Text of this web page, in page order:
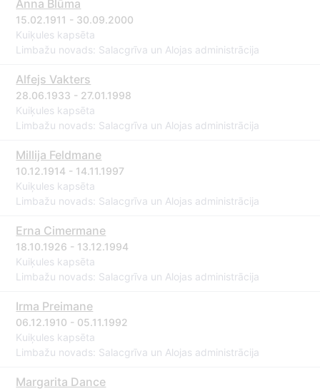
Anna Blūma
15.02.1911 - 30.09.2000
Kuiķules kapsēta
Limbažu novads: Salacgrīva un Alojas administrācija
Alfejs Vakters
28.06.1933 - 27.01.1998
Kuiķules kapsēta
Limbažu novads: Salacgrīva un Alojas administrācija
Millija Feldmane
10.12.1914 - 14.11.1997
Kuiķules kapsēta
Limbažu novads: Salacgrīva un Alojas administrācija
Erna Cimermane
18.10.1926 - 13.12.1994
Kuiķules kapsēta
Limbažu novads: Salacgrīva un Alojas administrācija
Irma Preimane
06.12.1910 - 05.11.1992
Kuiķules kapsēta
Limbažu novads: Salacgrīva un Alojas administrācija
Margarita Dance